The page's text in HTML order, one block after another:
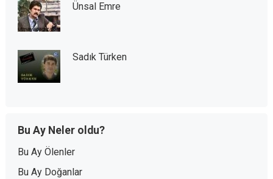
Ünsal Emre
Sadık Türken
Bu Ay Neler oldu?
Bu Ay Ölenler
Bu Ay Doğanlar